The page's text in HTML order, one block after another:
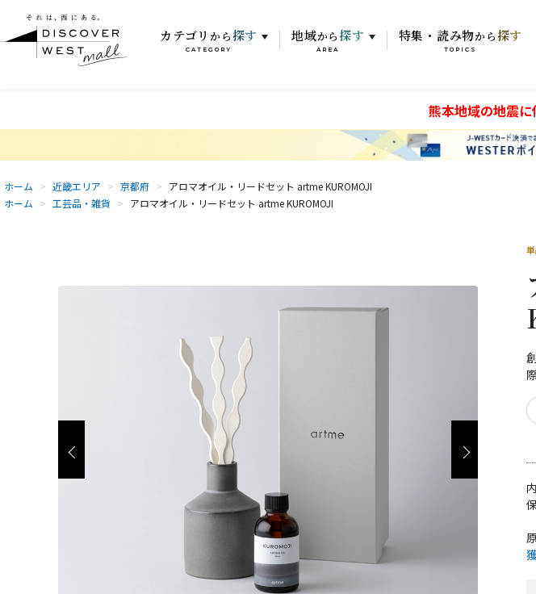
カテゴリ から 探す
CATEGORY
地域から 探す
AREA
特集・読み物から 探す
TOPICS
熊本地域の地震
ホーム > 近畿エリア > 京都府 > アロマオイル・リードセット artme KUROMOJI
ホーム > 工芸品・雑貨 > アロマオイル・リードセット artme KUROMOJI